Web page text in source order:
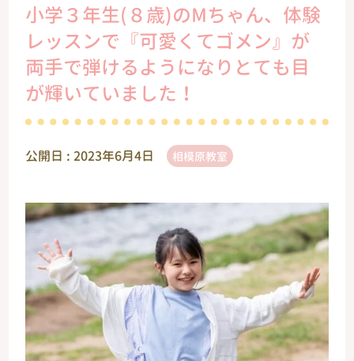
小学３年生(８歳)のМちゃん、体験
レッスンで『可愛くてゴメン』が
両手で弾けるようになりとても目
が輝いていました！
公開日 :2023年6月4日 相模原教室